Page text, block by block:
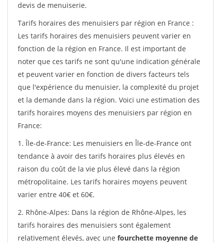
devis de menuiserie.
Tarifs horaires des menuisiers par région en France :
Les tarifs horaires des menuisiers peuvent varier en
fonction de la région en France. Il est important de
noter que ces tarifs ne sont qu'une indication générale
et peuvent varier en fonction de divers facteurs tels
que l'expérience du menuisier, la complexité du projet
et la demande dans la région. Voici une estimation des
tarifs horaires moyens des menuisiers par région en
France:
1. Île-de-France: Les menuisiers en Île-de-France ont
tendance à avoir des tarifs horaires plus élevés en
raison du coût de la vie plus élevé dans la région
métropolitaine. Les tarifs horaires moyens peuvent
varier entre 40€ et 60€.
2. Rhône-Alpes: Dans la région de Rhône-Alpes, les
tarifs horaires des menuisiers sont également
relativement élevés, avec une fourchette moyenne de